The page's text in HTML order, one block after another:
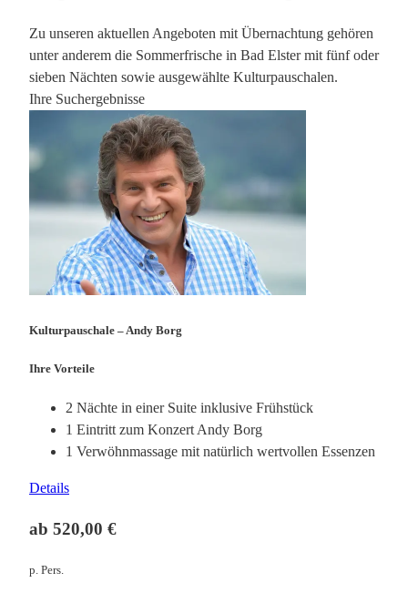
Zu unseren aktuellen Angeboten mit Übernachtung gehören
unter anderem die Sommerfrische in Bad Elster mit fünf oder
sieben Nächten sowie ausgewählte Kulturpauschalen.
Ihre Suchergebnisse
Kulturpauschale – Andy Borg
Ihre Vorteile
2 Nächte in einer Suite inklusive Frühstück
1 Eintritt zum Konzert Andy Borg
1 Verwöhnmassage mit natürlich wertvollen Essenzen
Details
ab 520,00 €
p. Pers.